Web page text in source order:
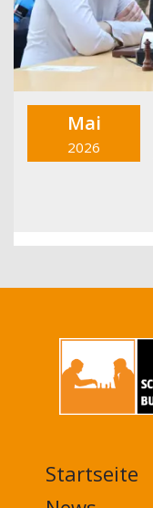
Mai
2026
MAIN
NAVIGATION
Startseite